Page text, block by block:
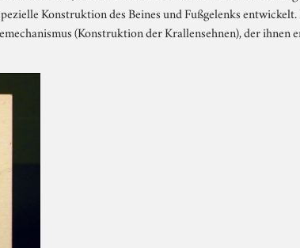
Konstruktion des Beines und Fußgelenks entwickelt.
(Konstruktion der Krallensehnen), der ihnen